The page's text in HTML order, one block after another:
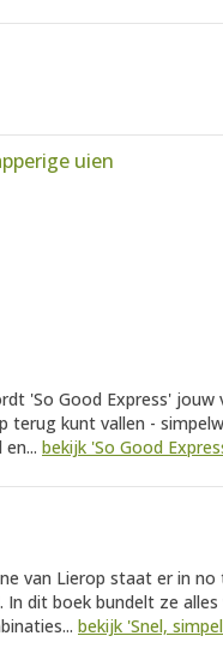
uien
'So Good Express'
terug kunt vallen -
bekijk 'So Good
van Lierop staat er in
dit boek bundelt ze
bekijk 'Snel,